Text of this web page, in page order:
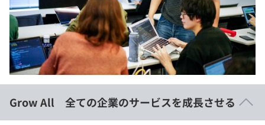
イベント・セミナー
インタビュー
ナレッジ
リファレンス
プラン
個人向けプラン
評価結果一覧
再チャレンジ結果一覧
Tech Team Journal
paiza times
note
paizaとは？
Grow All 全ての企業のサービスを成長させる